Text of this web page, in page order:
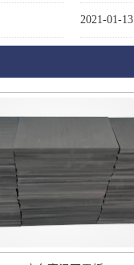
2021-01-13